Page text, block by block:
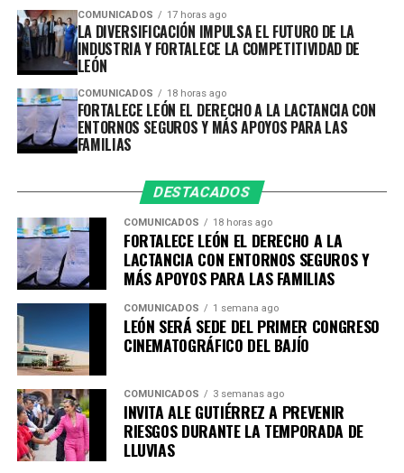
esta estrategia de prevención.
En la revisión, avalúo y destrucción de los artículos
entregados participó personal de la Secretaría de la
Defensa Nacional, como parte de la coordinación
establecida para el desarrollo de esta campaña.
Resultado semanal de aseguramientos; del 26 de julio al
1 de agosto:
• 1 mil 612 dosis de droga
• 23 vehículos recuperados
• 339 personas detenidas por la comisión de delitos
• 142 detenidos por conducir en estado de ebriedad
La Secretaría de Seguridad, Prevención y Protección
Ciudadana reconoce a cada leones que decidió participar
en el programa y contribuir, desde su hogar, a retirar
armas y otros objetos que pueden poner en riesgo a las
familias.
COMUNICADOS 17 horas ago
LA DIVERSIFICACIÓN IMPULSA EL FUTURO DE LA
INDUSTRIA Y FORTALECE LA COMPETITIVIDAD DE
LEÓN
COMUNICADOS 18 horas ago
FORTALECE LEÓN EL DERECHO A LA LACTANCIA CON
ENTORNOS SEGUROS Y MÁS APOYOS PARA LAS
FAMILIAS
DESTACADOS
COMUNICADOS 18 horas ago
FORTALECE LEÓN EL DERECHO A LA
LACTANCIA CON ENTORNOS SEGUROS Y
MÁS APOYOS PARA LAS FAMILIAS
COMUNICADOS 1 semana ago
LEÓN SERÁ SEDE DEL PRIMER CONGRESO
CINEMATOGRÁFICO DEL BAJÍO
COMUNICADOS 3 semanas ago
INVITA ALE GUTIÉRREZ A PREVENIR
RIESGOS DURANTE LA TEMPORADA DE
LLUVIAS